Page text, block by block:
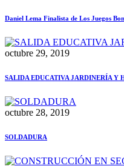
Daniel Lema Finalista de Los Juegos
octubre 29, 2019
SALIDA EDUCATIVA JARDINERÍA Y
octubre 28, 2019
SOLDADURA